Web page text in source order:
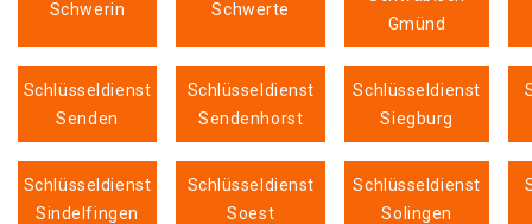
Schwerin
Schwerte
Gmünd
Schlüsseldienst
Senden
Schlüsseldienst
Sendenhorst
Schlüsseldienst
Siegburg
Schlüsseldienst
Sindelfingen
Schlüsseldienst
Soest
Schlüsseldienst
Solingen